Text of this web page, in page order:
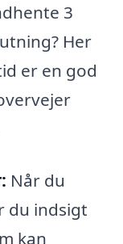
3
Her
er en god
Når du
du indsigt
kan